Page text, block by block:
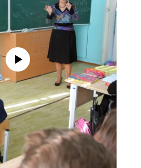
currently available